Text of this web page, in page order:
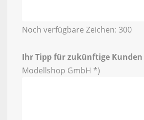
Noch verfügbare Zeichen: 300
Ihr Tipp für zukünftige Kunden
Modellshop GmbH *)